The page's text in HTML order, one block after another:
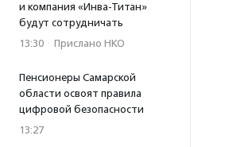
и компания «Инва-Титан»
будут сотрудничать
13:30 · Прислано НКО
Пенсионеры Самарской
области освоят правила
цифровой безопасности
13:27